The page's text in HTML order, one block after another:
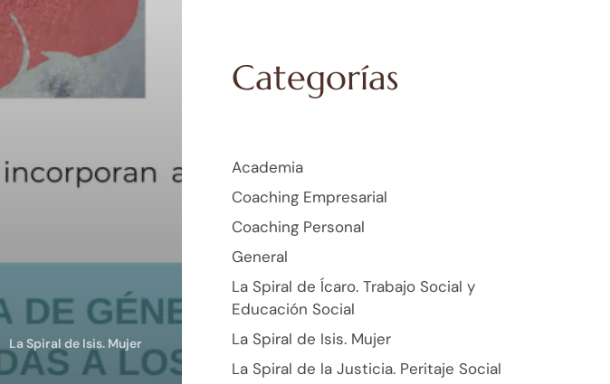
La Spiral de Isis. Mujer
Categorías
Academia
Coaching Empresarial
Coaching Personal
General
La Spiral de Ícaro. Trabajo Social y
Educación Social
La Spiral de Isis. Mujer
La Spiral de la Justicia. Peritaje Social